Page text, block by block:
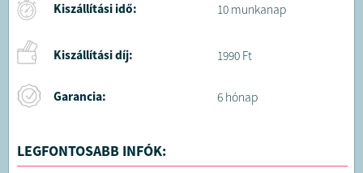
Kiszállítási idő: 10 munkanap
Kiszállítási díj: 1990 Ft
Garancia: 6 hónap
LEGFONTOSABB INFÓK: